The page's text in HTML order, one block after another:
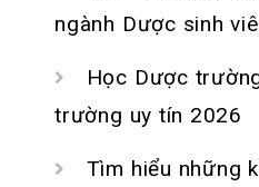
ngành Dược sinh
Học Dược
trường uy tín 2026
Tìm hiểu những